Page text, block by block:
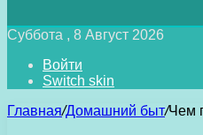
Суббота , 8 Август 2026
Войти
Switch skin
Главная/Домашний быт/Чем